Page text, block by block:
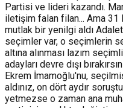
Partisi ve lideri kazandı.
iletişim falan filan... Ama
mutlak bir yenilgi aldı
seçimler var, o seçimlerin
altına alınması lazım
adayları devre dışı
Ekrem İmamoğlu'nu,
aldınız, on dört aydır
yetmezse o zaman ana